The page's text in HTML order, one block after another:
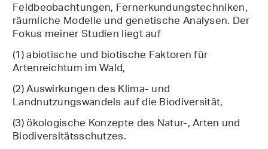
Feldbeobachtungen, Fernerkundungstechniken,
räumliche Modelle und genetische Analysen. Der
Fokus meiner Studien liegt auf
(1) abiotische und biotische Faktoren für
Artenreichtum im Wald,
(2) Auswirkungen des Klima- und
Landnutzungswandels auf die Biodiversität,
(3) ökologische Konzepte des Natur-, Arten und
Biodiversitätsschutzes.